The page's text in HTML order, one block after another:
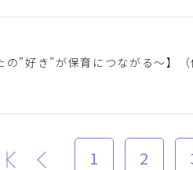
の”好き”が保育につながる～
最初 1 2